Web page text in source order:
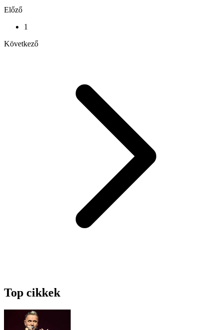
Előző
1
Következő
Top cikkek